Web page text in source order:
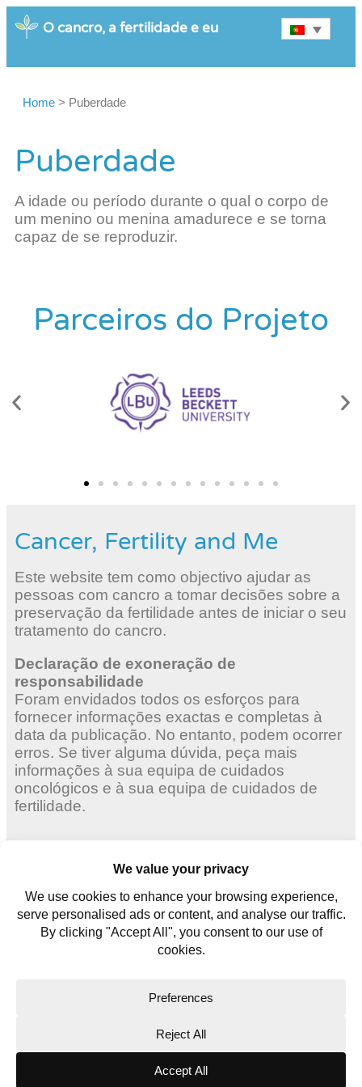
O cancro, a fertilidade e eu
Home > Puberdade
Puberdade
A idade ou período durante o qual o corpo de
um menino ou menina amadurece e se torna
capaz de se reproduzir.
Parceiros do Projeto
Cancer, Fertility and Me
Este website tem como objectivo ajudar as
pessoas com cancro a tomar decisões sobre a
preservação da fertilidade antes de iniciar o seu
tratamento do cancro.
Declaração de exoneração de
responsabilidade
Foram envidados todos os esforços para
fornecer informações exactas e completas à
data da publicação. No entanto, podem ocorrer
erros. Se tiver alguma dúvida, peça mais
informações à sua equipa de cuidados
oncológicos e à sua equipa de cuidados de
fertilidade.
Homens jovens
Contate-nos
Cookie Policy
Copyright © 2026. All rights reserved.